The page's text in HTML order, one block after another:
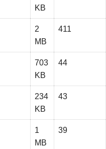
KB
2
MB
411
703
KB
44
234
KB
43
1
MB
39